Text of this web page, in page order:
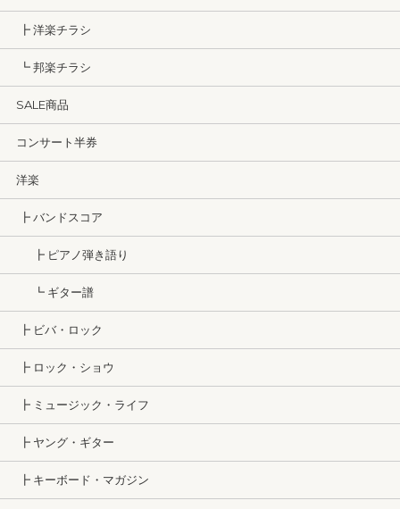
┣ 洋楽チラシ
┗ 邦楽チラシ
SALE商品
コンサート半券
洋楽
┣ バンドスコア
┣ ピアノ弾き語り
┗ ギター譜
┣ ビバ・ロック
┣ ロック・ショウ
┣ ミュージック・ライフ
┣ ヤング・ギター
┣ キーボード・マガジン